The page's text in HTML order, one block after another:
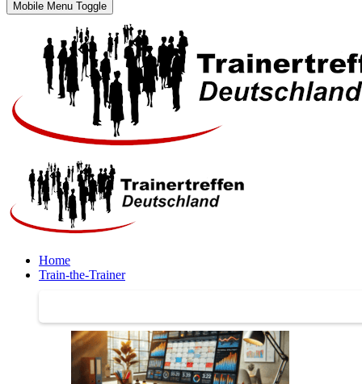
Mobile Menu Toggle
Home
Train-the-Trainer